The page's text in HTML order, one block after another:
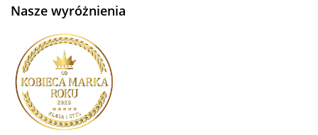
Nasze wyróżnienia